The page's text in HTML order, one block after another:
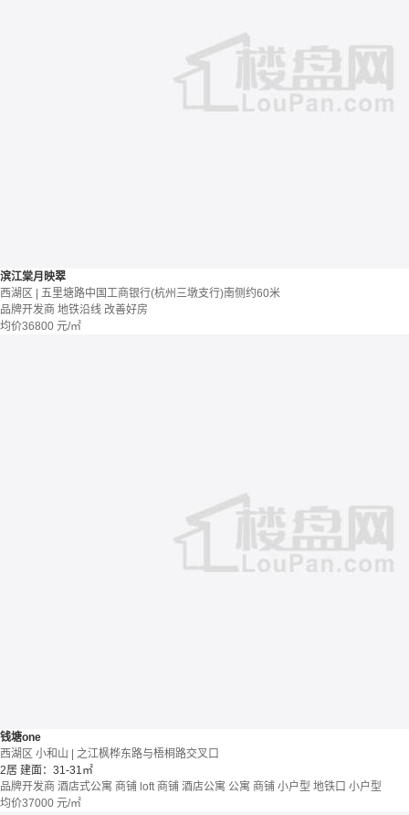
滨江棠月映翠
西湖区 | 五里塘路中国工商银行(杭州三墩支行)南侧约60米
品牌开发商 地铁沿线 改善好房
均价36800 元/㎡
钱塘one
西湖区 小和山 | 之江枫桦东路与梧桐路交叉口
2居 建面：31-31㎡
品牌开发商 酒店式公寓 商铺 loft 商铺 酒店公寓 公寓 商铺 小户型 地铁口 小户型
均价37000 元/㎡